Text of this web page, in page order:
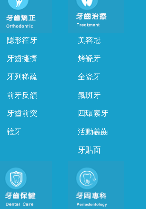
隱形箍牙
牙齒擁擠
牙列稀疏
前牙反頜
牙齒前突
箍牙
美容冠
烤瓷牙
全瓷牙
氟斑牙
四環素牙
活動義齒
牙貼面